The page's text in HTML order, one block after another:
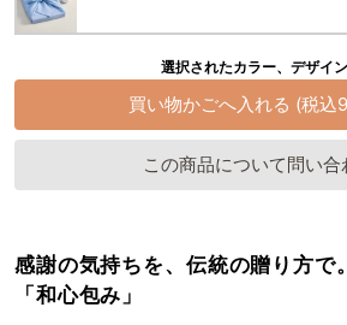
選択されたカラー、デザイ
この商品について問い合
感謝の気持ちを、伝統の贈り方で。
「和心包み」